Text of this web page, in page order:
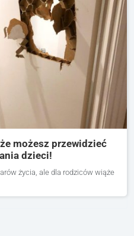
możesz przewidzieć
dzieci!
życia, ale dla rodziców wiąże